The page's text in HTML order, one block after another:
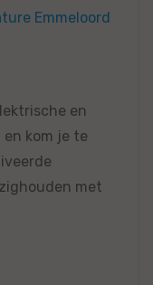
en
kom je te
met